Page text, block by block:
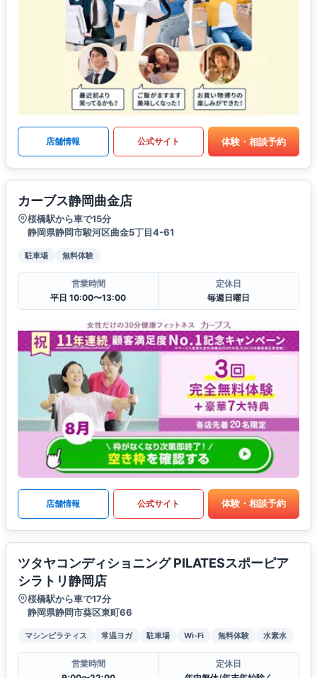
店舗情報 公式サイト 体験・相談予約
カーブス静岡曲金店
桜橋駅から車で15分
静岡県静岡市駿河区曲金5丁目4-61
駐車場 無料体験
営業時間
平日 10:00〜13:00
定休日
毎週日曜日
店舗情報 公式サイト 体験・相談予約
ツタヤコンディショニング PILATESスポーピア
シラトリ静岡店
桜橋駅から車で17分
静岡県静岡市葵区東町66
マシンピラティス 常温ヨガ 駐車場 Wi-Fi 無料体験 水素水
営業時間
定休日